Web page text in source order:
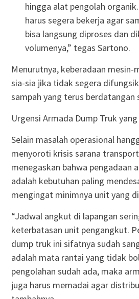
hingga alat pengolah
harus segera bekerja agar
bisa langsung diproses dan
volumenya,” tegas Sartono.
Menurutnya, keberadaan mesin-
sia-sia jika tidak segera
sampah yang terus berdatangan
Urgensi Armada Dump Truk
Selain masalah operasional
menyoroti krisis sarana
menegaskan bahwa pengadaan
adalah kebutuhan paling
mengingat minimnya unit yang
“Jadwal angkut di lapangan
keterbatasan unit pengangkut.
dump truk ini sifatnya sudah
adalah mata rantai yang tidak
pengolahan sudah ada, maka
juga harus memadai agar